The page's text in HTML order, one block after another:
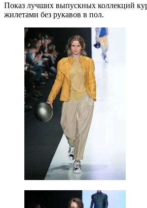
Показ лучших выпускных коллекций
жилетами без рукавов в пол.